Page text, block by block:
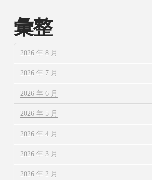
彙整
2026 年 8 月
2026 年 7 月
2026 年 6 月
2026 年 5 月
2026 年 4 月
2026 年 3 月
2026 年 2 月